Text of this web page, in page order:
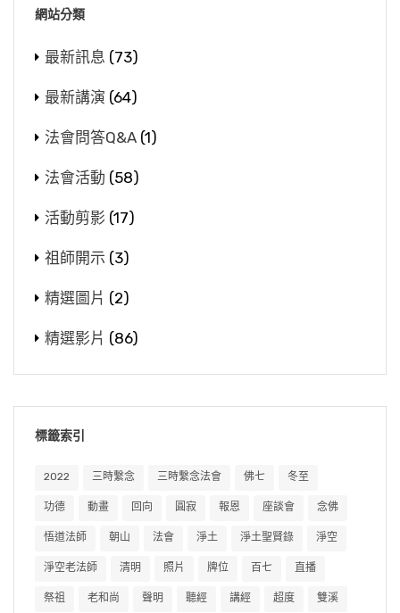
網站分類
最新訊息 (73)
最新講演 (64)
法會問答Q&A (1)
法會活動 (58)
活動剪影 (17)
祖師開示 (3)
精選圖片 (2)
精選影片 (86)
標籤索引
2022 三時繫念 三時繫念法會 佛七 冬至
功德 動畫 回向 圓寂 報恩 座談會 念佛
悟道法師 朝山 法會 淨土 淨土聖賢錄 淨空
淨空老法師 清明 照片 牌位 百七 直播
祭祖 老和尚 聲明 聽經 講經 超度 雙溪